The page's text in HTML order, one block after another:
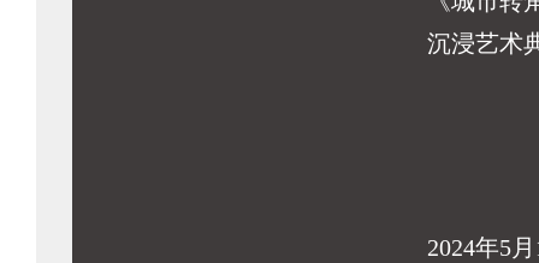
沉浸艺术
2024年5